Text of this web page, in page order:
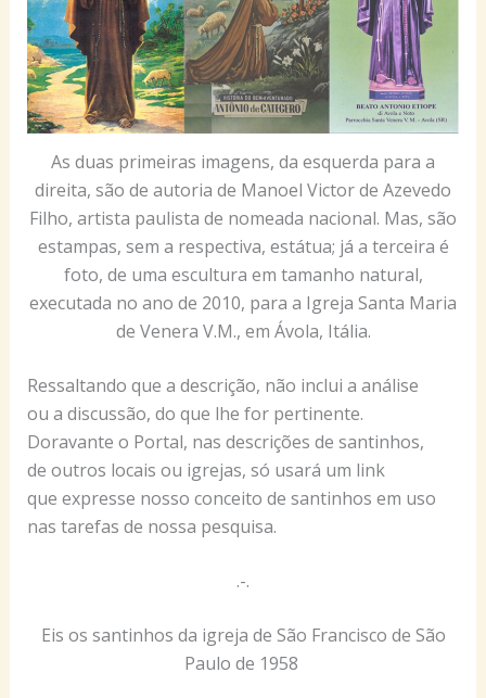
As duas primeiras imagens, da esquerda para a
direita, são de autoria de Manoel Victor de Azevedo
Filho, artista paulista de nomeada nacional. Mas, são
estampas, sem a respectiva, estátua; já a terceira é
foto, de uma escultura em tamanho natural,
executada no ano de 2010, para a Igreja Santa Maria
de Venera V.M., em Ávola, Itália.
Ressaltando que a descrição, não inclui a análise
ou a discussão, do que lhe for pertinente.
Doravante o Portal, nas descrições de santinhos,
de outros locais ou igrejas, só usará um link
que expresse nosso conceito de santinhos em uso
nas tarefas de nossa pesquisa.
.-.
Eis os santinhos da igreja de São Francisco de São
Paulo de 1958